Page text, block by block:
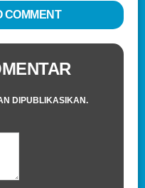
COMMENT
DIPUBLIKASIKAN.